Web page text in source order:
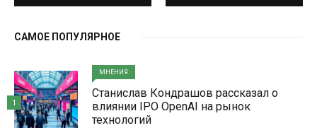
САМОЕ ПОПУЛЯРНОЕ
МНЕНИЯ
Станислав Кондрашов рассказал о
влиянии IPO OpenAI на рынок
технологий
1